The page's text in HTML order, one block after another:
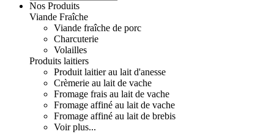
Nos Produits
Viande Fraîche
Viande fraîche de porc
Charcuterie
Volailles
Produits laitiers
Produit laitier au lait d'anesse
Crèmerie au lait de vache
Fromage frais au lait de vache
Fromage affiné au lait de vache
Fromage affiné au lait de brebis
Voir plus...